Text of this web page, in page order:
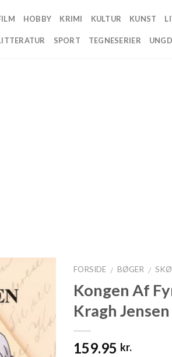
HOBBY KRIMI KULTUR KUNST
SPORT TEGNESERIER
FORSIDE / BØGER /
Kongen Af
Kragh
159.95 kr.